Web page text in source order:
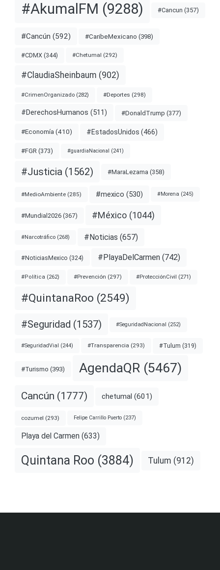
#AkumalFM (9288) #Cancun (357)
#Cancún (592) #CaribeMexicano (398)
#CDMX (344) #Chetumal (292)
#ClaudiaSheinbaum (902)
#CrimenOrganizado (282) #Deportes (298)
#DerechosHumanos (511) #DonaldTrump (377)
#Economía (410) #EstadosUnidos (466)
#FGR (373) #guardiaNacional (241)
#Justicia (1562) #MaraLezama (358)
#MedioAmbiente (285) #mexico (530) #Morena (245)
#Mundial2026 (367) #México (1044)
#Narcotráfico (268) #Noticias (657)
#NoticiasMexico (324) #PlayaDelCarmen (742)
#Política (262) #Prevención (297) #ProtecciónCivil (271)
#QuintanaRoo (2549)
#Seguridad (1537) #SeguridadNacional (252)
#SeguridadVial (244) #Transparencia (293) #Tulum (319)
#Turismo (393) AgendaQR (5467)
Cancún (1777) chetumal (601)
cozumel (293) Felipe Carrillo Puerto (237)
Playa del Carmen (633)
Quintana Roo (3884) Tulum (912)